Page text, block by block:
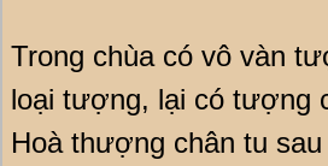
Trong chùa có vô vàn
loại tượng, lại có tượng
Hoà thượng chân tu